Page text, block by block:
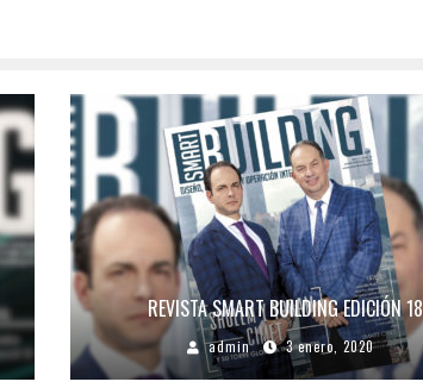
REVISTA SMART BUILDING EDICIÓN 18
admin 3 enero, 2020